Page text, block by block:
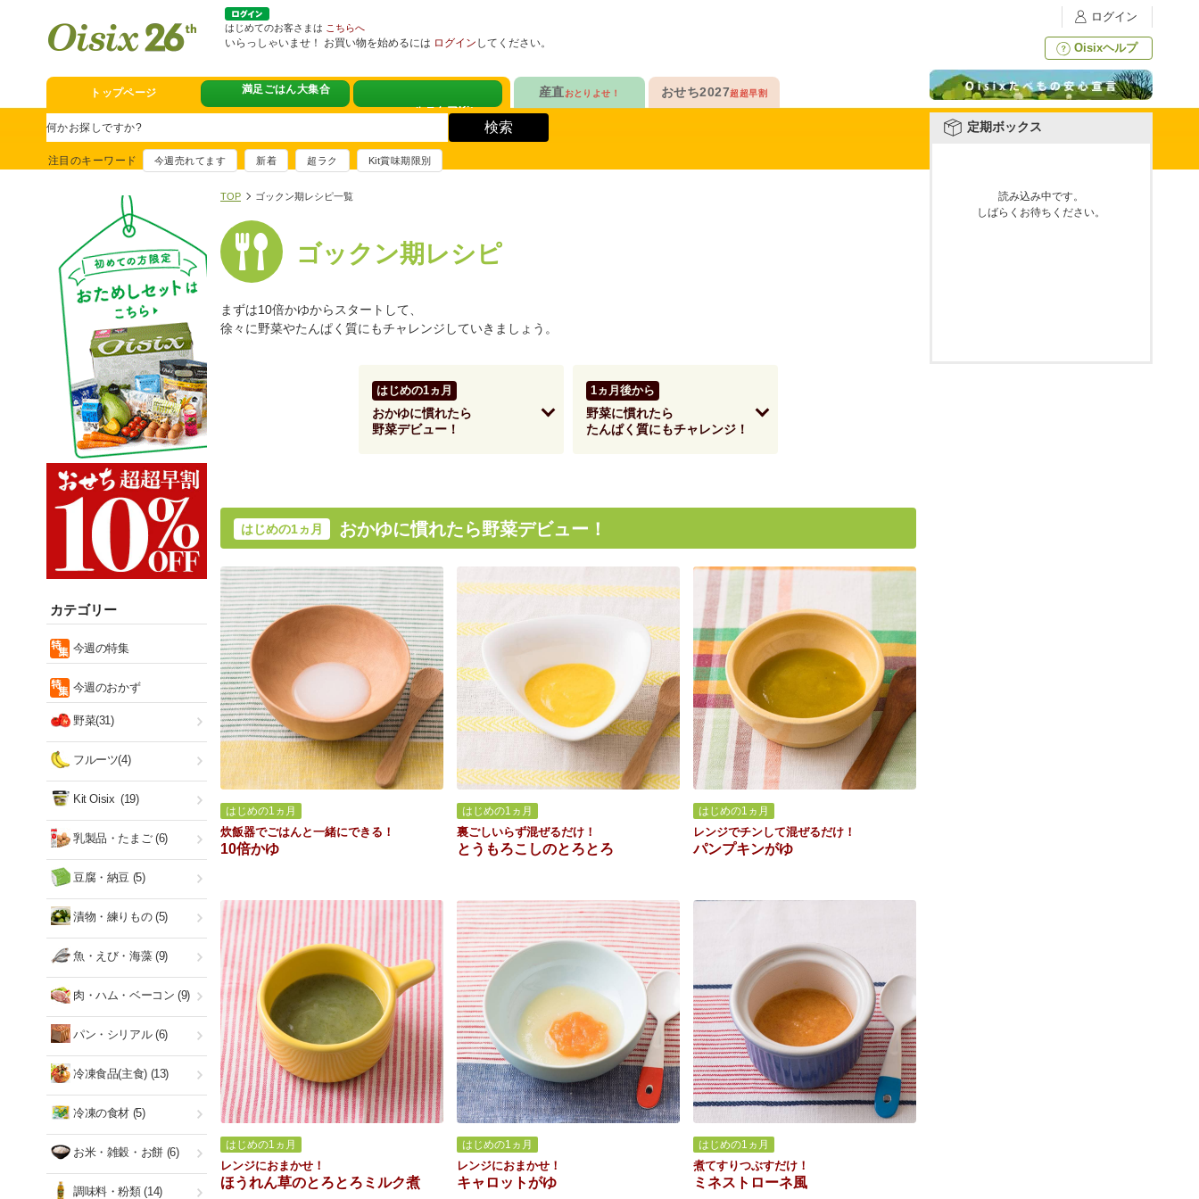
ログイン
Oisixヘルプ
はじめてのお客さまは こちらへ
いらっしゃいませ！ お買い物を始めるには ログイン してください。
トップページ 満足ごはん大集合
豪華賞品が当たるチャンス
満足ごはん大集合
おすすめ！出汁付き肉吸い
イチ推し！今週の魚
真アジのおぼろ昆布〆
そうじ&キッチン雑貨
熊本地震への緊急支援
ヘルスケアKit
健康サポート食品
産直おとりよせ！
人気No.5
夏にピッタリ
モチモチ食感チーズ
おせち2027超超早割
和・洋・中　よくばりセット
人気二段重「高砂」と
本格中華オードブル
検索
注目のキーワード 今週売れてます 新着 超ラク Kit賞味期限別
定期ボックス
読み込み中です。
しばらくお待ちください。
TOP ゴックン期レシピ一覧
ゴックン期レシピ
まずは10倍かゆからスタートして、
徐々に野菜やたんぱく質にもチャレンジしていきましょう。
はじめの1ヵ月
おかゆに慣れたら
野菜デビュー！
1ヵ月後から
野菜に慣れたら
たんぱく質にもチャレンジ！
はじめの1ヵ月 おかゆに慣れたら野菜デビュー！
はじめの1ヵ月
炊飯器でごはんと一緒にできる！
10倍かゆ
はじめの1ヵ月
裏ごしいらず混ぜるだけ！
とうもろこしのとろとろ
はじめの1ヵ月
レンジでチンして混ぜるだけ！
パンプキンがゆ
はじめの1ヵ月
レンジにおまかせ！
ほうれん草のとろとろミルク煮
はじめの1ヵ月
レンジにおまかせ！
キャロットがゆ
はじめの1ヵ月
煮てすりつぶすだけ！
ミネストローネ風
カテゴリー
今週の特集
今週のおかず
野菜(31)
フルーツ(4)
Kit Oisix (19)
乳製品・たまご(6)
豆腐・納豆 (5)
漬物・練りもの(5)
魚・えび・海藻(9)
肉・ハム・ベーコン (9)
パン・シリアル(6)
冷凍食品(主食)(13)
冷凍の食材 (5)
お米・雑穀・お餅(6)
調味料・粉類(14)